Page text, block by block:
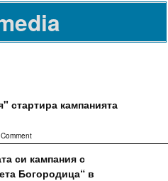
стартира кампанията
си кампания с
Богородица“ в